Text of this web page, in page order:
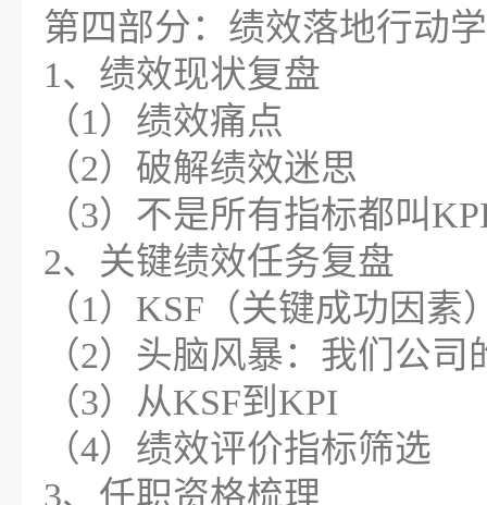
第四部分：绩效落地行动
1、绩效现状复盘
（1）绩效痛点
（2）破解绩效迷思
（3）不是所有指标都叫
2、关键绩效任务复盘
（1）KSF（关键成功因素
（2）头脑风暴：我们公
（3）从KSF到KPI
（4）绩效评价指标筛选
3、任职资格梳理